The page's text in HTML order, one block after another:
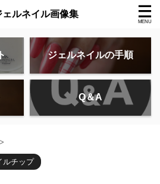
ェルネイル画像集
ジェルネイルの手順
Q＆A
>
ルチップ